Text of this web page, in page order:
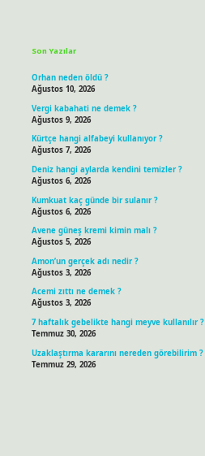
Son Yazılar
Orhan neden öldü ?
Ağustos 10, 2026
Vergi kabahati ne demek ?
Ağustos 9, 2026
Kürtçe hangi alfabeyi kullanıyor ?
Ağustos 7, 2026
Deniz hangi aylarda kendini temizler ?
Ağustos 6, 2026
Kumkuat kaç günde bir sulanır ?
Ağustos 6, 2026
Avene güneş kremi kimin malı ?
Ağustos 5, 2026
Amon’un gerçek adı nedir ?
Ağustos 3, 2026
Acemi zıttı ne demek ?
Ağustos 3, 2026
7 haftalık gebelikte hangi meyve kullanılır ?
Temmuz 30, 2026
Uzaklaştırma kararını nereden görebilirim ?
Temmuz 29, 2026